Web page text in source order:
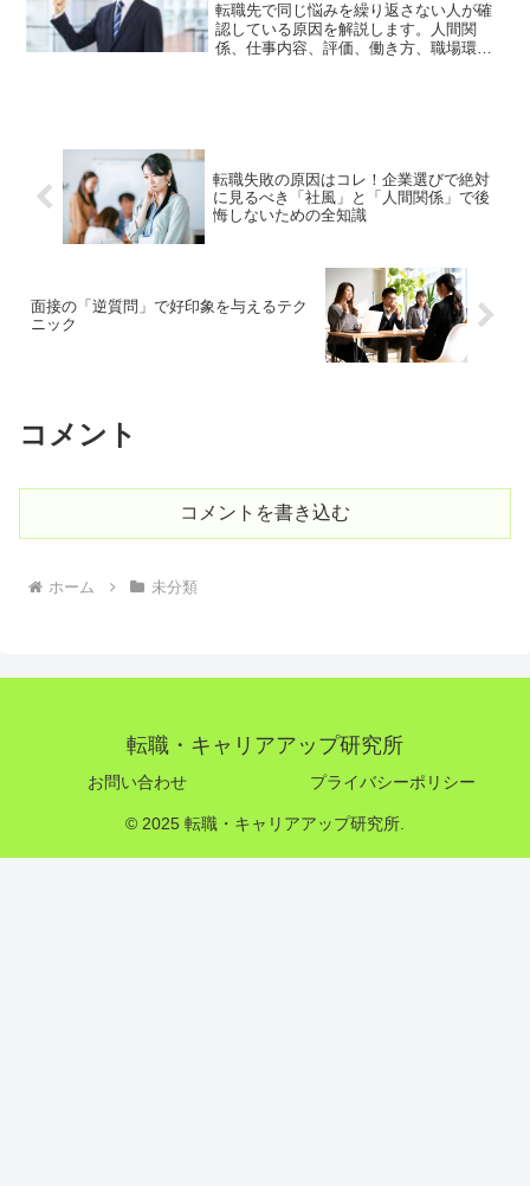
転職先で同じ悩みを繰り返さない人が確
認している原因を解説します。人間関
係、仕事内容、評価、働き方、職場環
転職失敗の原因はコレ！企業選びで絶対
に見るべき「社風」と「人間関係」で後
悔しないための全知識
面接の「逆質問」で好印象を与えるテク
ニック
コメント
コメントを書き込む
ホーム 未分類
転職・キャリアアップ研究所
お問い合わせ プライバシーポリシー
© 2025 転職・キャリアアップ研究所.